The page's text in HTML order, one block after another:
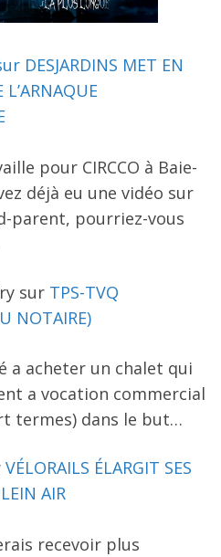
DESJARDINS MET EN
L’ARNAQUE
pour CIRCCO à Baie-
déjà eu une vidéo sur
parent, pourriez-vous
sur TPS-TVQ
NOTAIRE)
a acheter un chalet qui
a vocation commercial
termes) dans le but…
VÉLORAILS ÉLARGIT SES
AIR
recevoir plus